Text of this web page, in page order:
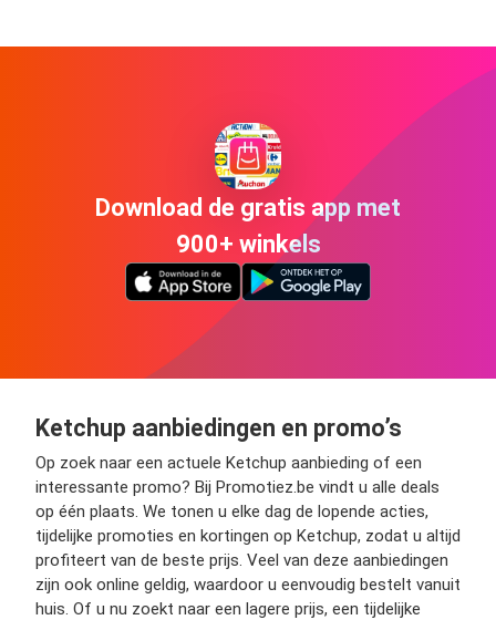
Download de gratis app met
900+ winkels
Ketchup aanbiedingen en promo’s
Op zoek naar een actuele Ketchup aanbieding of een
interessante promo? Bij Promotiez.be vindt u alle deals
op één plaats. We tonen u elke dag de lopende acties,
tijdelijke promoties en kortingen op Ketchup, zodat u altijd
profiteert van de beste prijs. Veel van deze aanbiedingen
zijn ook online geldig, waardoor u eenvoudig bestelt vanuit
huis. Of u nu zoekt naar een lagere prijs, een tijdelijke